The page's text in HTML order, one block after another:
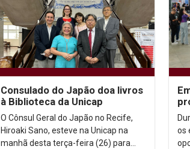
Consulado do Japão doa livros
à Biblioteca da Unicap
O Cônsul Geral do Japão no Recife,
Hiroaki Sano, esteve na Unicap na
manhã desta terça-feira (26) para
os